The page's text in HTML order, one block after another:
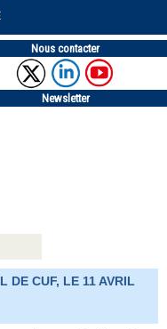
Nous contacter
Newsletter
DE CUF, LE 11 AVRIL